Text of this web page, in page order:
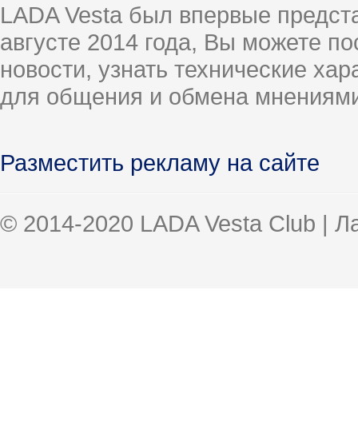
LADA Vesta был впервые
августе 2014 года, Вы можете
новости, узнать технические
для общения и обмена
Разместить рекламу на сайте
© 2014-2020 LADA Vesta Club |